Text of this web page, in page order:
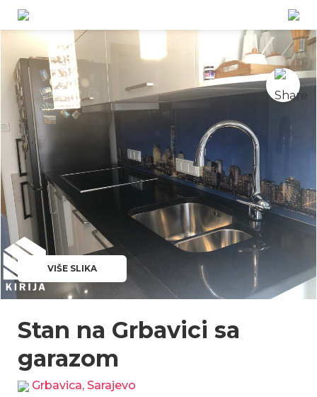
Stan na Grbavici sa
garazom
Grbavica, Sarajevo
VIŠE SLIKA